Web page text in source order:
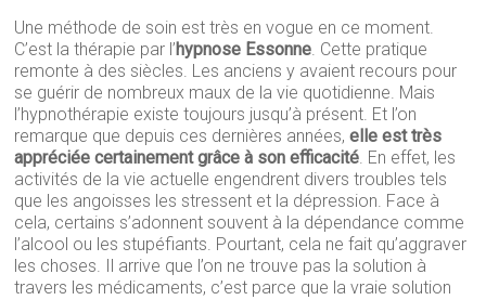
Une méthode de soin est très en vogue en ce moment.
C’est la thérapie par l’hypnose Essonne. Cette pratique
remonte à des siècles. Les anciens y avaient recours pour
se guérir de nombreux maux de la vie quotidienne. Mais
l’hypnothérapie existe toujours jusqu’à présent. Et l’on
remarque que depuis ces dernières années,elle est très
appréciée certainement grâce à son efficacité. En effet, les
activités de la vie actuelle engendrent divers troubles tels
que les angoisses les stressent et la dépression. Face à
cela, certains s’adonnent souvent à la dépendance comme
l’alcool ou les stupéfiants. Pourtant, cela ne fait qu’aggraver
les choses. Il arrive que l’on ne trouve pas la solution à
travers les médicaments, c’est parce que la vraie solution